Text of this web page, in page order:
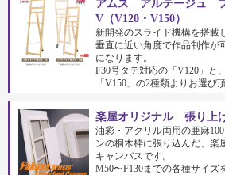
アムス アルテージュ
V（V120・V150）
新開発のスライド機構を搭載
垂直に近い角度で作品制作が
になります。
F30号タテ対応の「V120」と
「V150」の2種類よりお選び
楽屋オリジナル 張り上
油彩・アクリル両用の亜麻
ンの桐木枠に張り込んだ、楽
キャンバスです。
M50〜F130までの各種サイズ